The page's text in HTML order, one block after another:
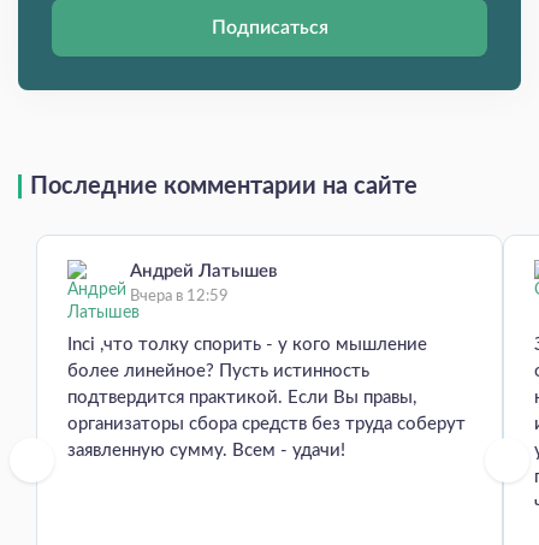
Подписаться
Последние комментарии на сайте
Андрей Латышев
Вчера в 12:59
Inci ,что толку спорить - у кого мышление
более линейное? Пусть истинность
подтвердится практикой. Если Вы правы,
организаторы сбора средств без труда соберут
заявленную сумму. Всем - удачи!